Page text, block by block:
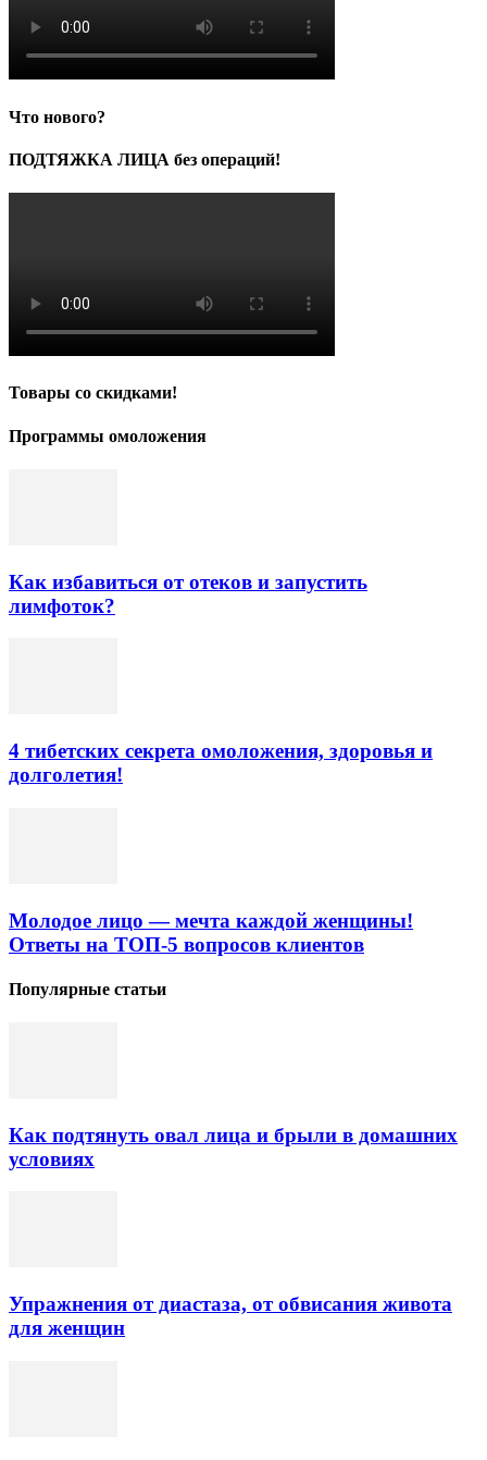
Что нового?
ПОДТЯЖКА ЛИЦА без операций!
Товары со скидками!
Программы омоложения
Как избавиться от отеков и запустить
лимфоток?
4 тибетских секрета омоложения, здоровья и
долголетия!
Молодое лицо — мечта каждой женщины!
Ответы на ТОП-5 вопросов клиентов
Популярные статьи
Как подтянуть овал лица и брыли в домашних
условиях
Упражнения от диастаза, от обвисания живота
для женщин